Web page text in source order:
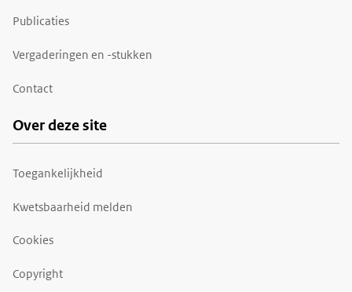
Publicaties
Vergaderingen en -stukken
Contact
Over deze site
Toegankelijkheid
Kwetsbaarheid melden
Cookies
Copyright